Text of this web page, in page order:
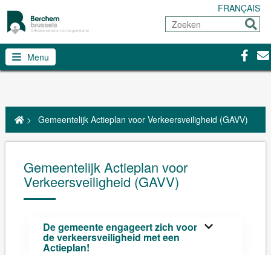
FRANÇAIS
Zoeken
Sturen
Menu
> Gemeentelijk Actieplan voor Verkeersveiligheid (GAVV)
Gemeentelijk Actieplan voor
Verkeersveiligheid (GAVV)
De gemeente engageert zich voor
de verkeersveiligheid met een
Actieplan!